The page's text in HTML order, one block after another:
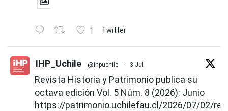
1 Twitter
IHP_Uchile @ihpuchile · 3 Jul
Revista Historia y Patrimonio publica su
octava edición Vol. 5 Núm. 8 (2026): Junio
https://patrimonio.uchilefau.cl/2026/07/02/